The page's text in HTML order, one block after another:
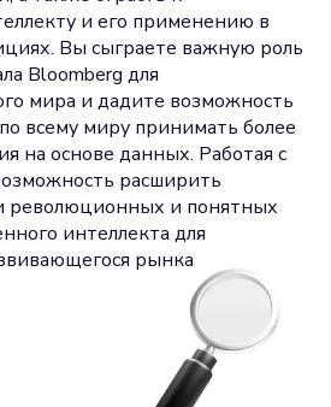
и его применению в
Вы сыграете важную роль
Bloomberg для
мира и дадите возможность
всему миру принимать более
на основе данных. Работая с
расширить
революционных и понятных
интеллекта для
рынка